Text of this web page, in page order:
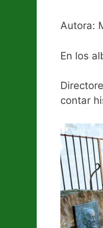
Autora:
En los
contar